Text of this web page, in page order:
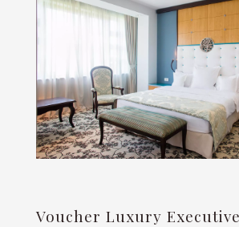
Voucher Luxury